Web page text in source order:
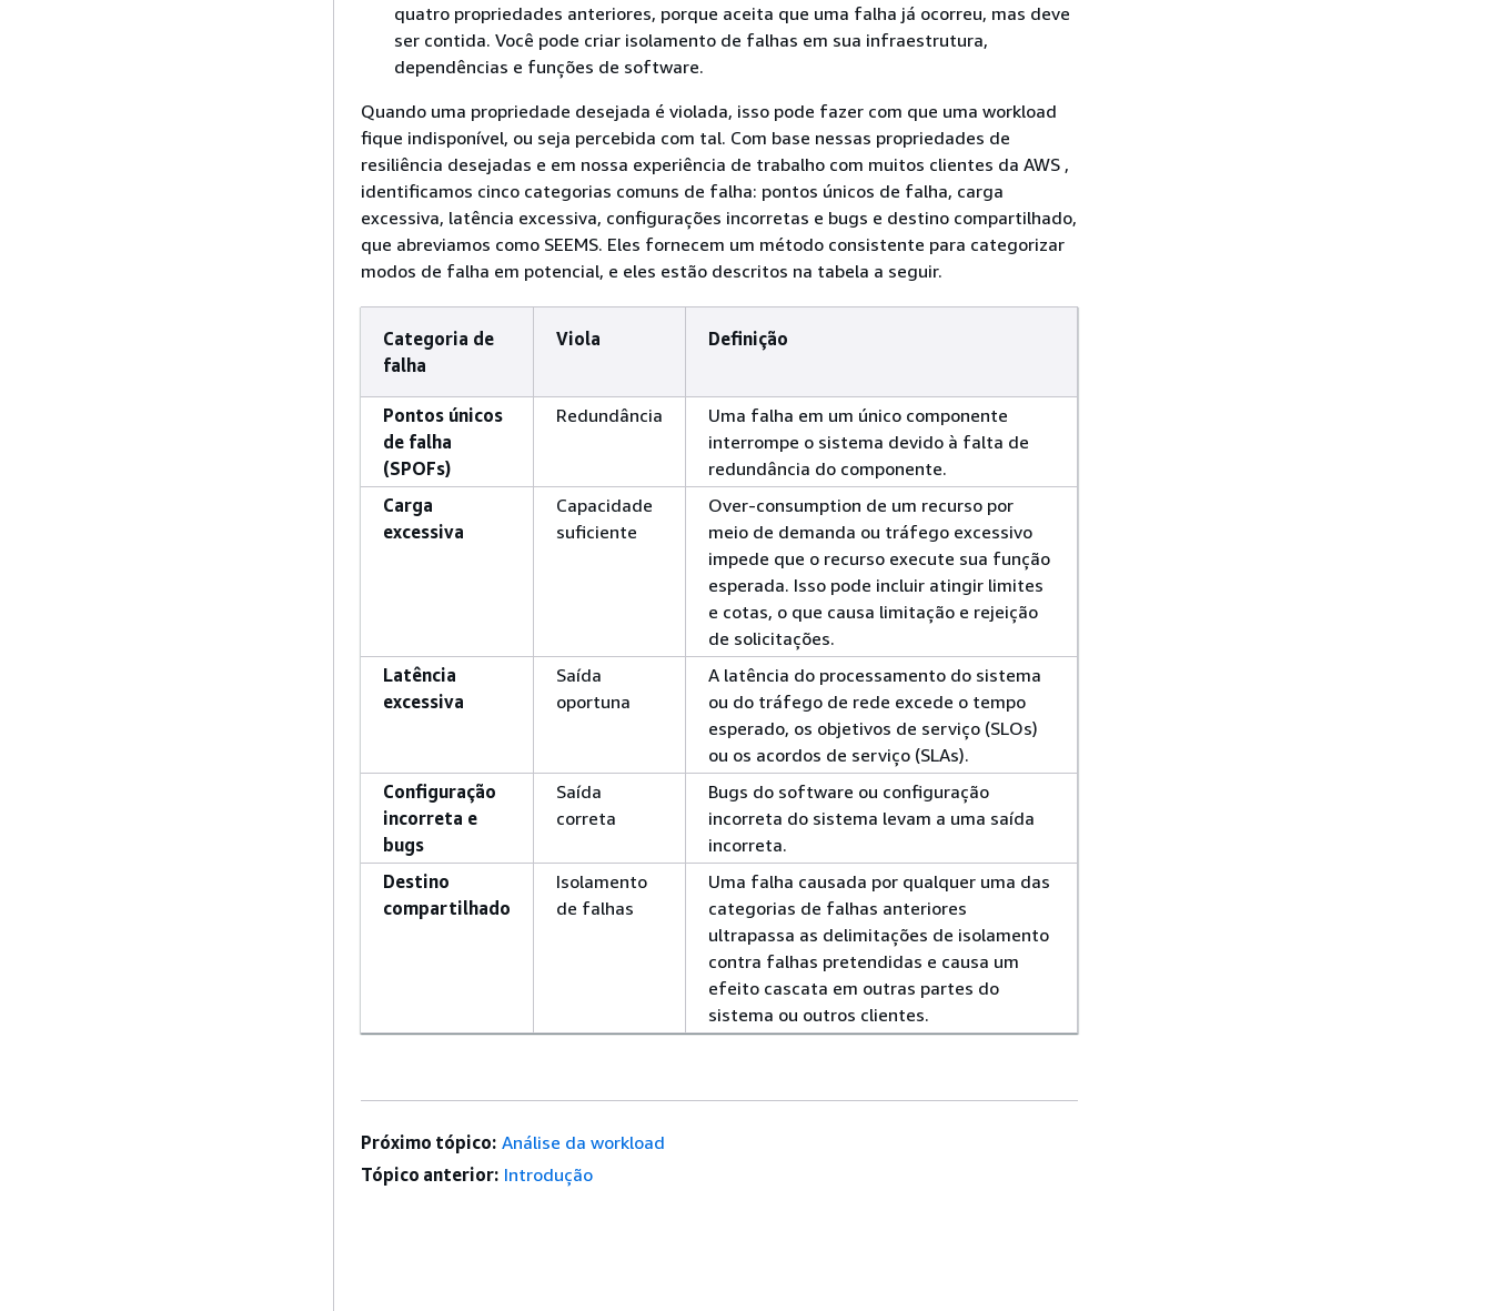
quatro propriedades anteriores, porque aceita que uma falha já ocorreu, mas deve
ser contida. Você pode criar isolamento de falhas em sua infraestrutura,
dependências e funções de software.
Quando uma propriedade desejada é violada, isso pode fazer com que uma workload
fique indisponível, ou seja percebida com tal. Com base nessas propriedades de
resiliência desejadas e em nossa experiência de trabalho com muitos clientes da AWS ,
identificamos cinco categorias comuns de falha: pontos únicos de falha, carga
excessiva, latência excessiva, configurações incorretas e bugs e destino compartilhado,
que abreviamos como SEEMS. Eles fornecem um método consistente para categorizar
modos de falha em potencial, e eles estão descritos na tabela a seguir.
Categoria de
falha
Viola Definição
Pontos únicos
de falha
(SPOFs)
Redundância
Uma falha em um único componente
interrompe o sistema devido à falta de
redundância do componente.
Carga
excessiva
Capacidade
suficiente
Over-consumption de um recurso por
meio de demanda ou tráfego excessivo
impede que o recurso execute sua função
esperada. Isso pode incluir atingir limites
e cotas, o que causa limitação e rejeição
de solicitações.
Latência
excessiva
Saída
oportuna
A latência do processamento do sistema
ou do tráfego de rede excede o tempo
esperado, os objetivos de serviço (SLOs)
ou os acordos de serviço (SLAs).
Configuração
incorreta e
bugs
Saída
correta
Bugs do software ou configuração
incorreta do sistema levam a uma saída
incorreta.
Destino
compartilhado
Isolamento
de falhas
Uma falha causada por qualquer uma das
categorias de falhas anteriores
ultrapassa as delimitações de isolamento
contra falhas pretendidas e causa um
efeito cascata em outras partes do
sistema ou outros clientes.
Próximo tópico: Análise da workload
Tópico anterior: Introdução